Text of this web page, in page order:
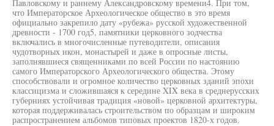
Павловскому и раннему Александровскому времени4. При том,
что Императорское Археологическое общество в это время
официально закрепило дату «рубежа» русской художественной
древности - 1700 год5, памятники церковного зодчества
включались в многочисленные путеводители, описания
чудотворных икон, монастырей и даже в опросные листы,
заполнявшиеся священниками по всей России по настоянию
самого Императорского Археологического общества. Этому
способствовали и огромное количество церковных зданий эпохи
классицизма и сложившаяся к середине XIX века в среднерусских
губерниях устойчивая традиция «новой» церковной архитектуры,
которая поддерживалась строительством по образцам и широким
распространением альбомов типовых проектов 1820-х годов.